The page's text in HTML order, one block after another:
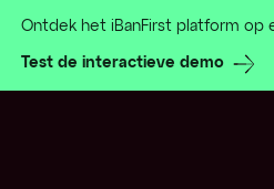
Ontdek het iBanFirst platform op
Test de interactieve demo